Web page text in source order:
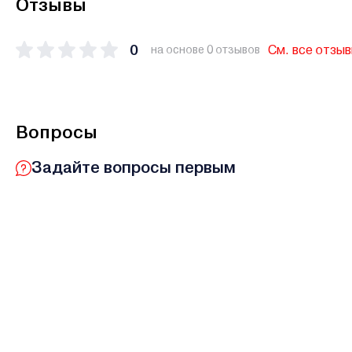
Отзывы
0 на основе 0 отзывов См. все
Вопросы
Задайте вопросы первым